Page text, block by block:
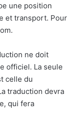
une position
et transport. Pour
ne doit
officiel. La seule
celle du
traduction devra
qui fera